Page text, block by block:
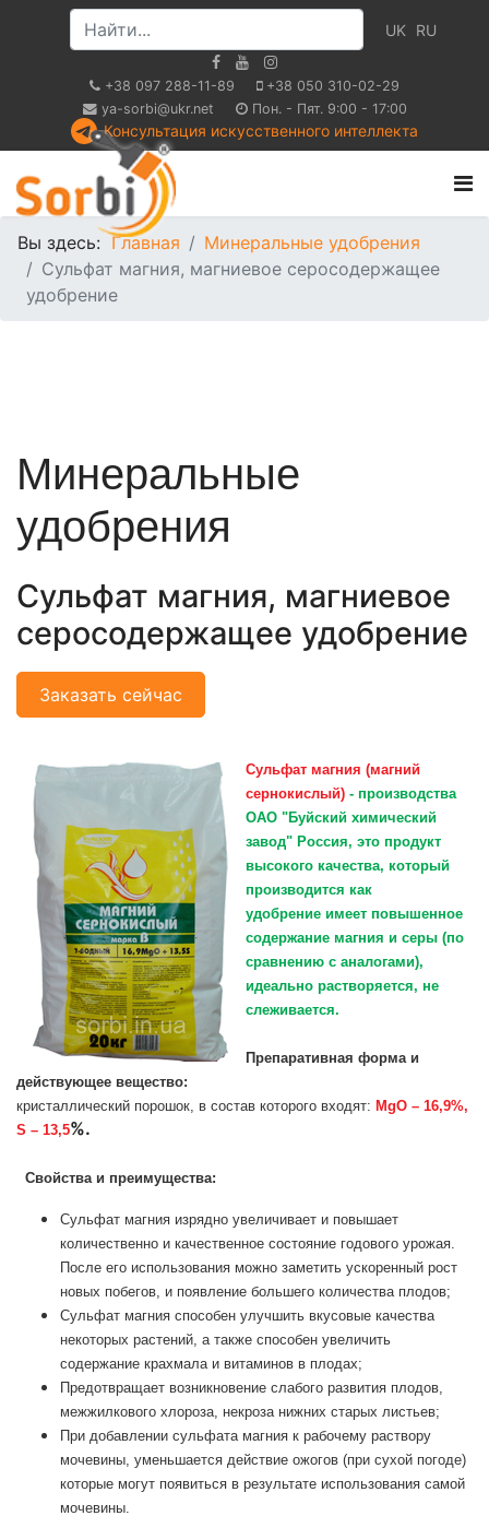
UK RU
+38 097 288-11-89
+38 050 310-02-29
ya-sorbi@ukr.net
Пон. - Пят. 9:00 - 17:00
Консультация искусственного интеллекта
Вы здесь:Главная
Минеральные удобрения
Сульфат магния, магниевое серосодержащее
удобрение
Минеральные
удобрения
Сульфат магния, магниевое
серосодержащее удобрение
Заказать сейчас
Сульфат магния (магний
сернокислый) - производства
ОАО "Буйский химический
завод" Россия, это продукт
высокого качества, который
производится как
удобрение имеет повышенное
содержание магния и серы (по
сравнению с аналогами),
идеально растворяется, не
слеживается.
Препаративная форма и
действующее вещество:
кристаллический порошок, в состав которого входят: MgO – 16,9%,
S – 13,5%.
Свойства и преимущества:
Сульфат магния изрядно увеличивает и повышает
количественно и качественное состояние годового урожая.
После его использования можно заметить ускоренный рост
новых побегов, и появление большего количества плодов;
Сульфат магния способен улучшить вкусовые качества
некоторых растений, а также способен увеличить
содержание крахмала и витаминов в плодах;
Предотвращает возникновение слабого развития плодов,
межжилкового хлороза, некроза нижних старых листьев;
При добавлении сульфата магния к рабочему раствору
мочевины, уменьшается действие ожогов (при сухой погоде)
которые могут появиться в результате использования самой
мочевины.